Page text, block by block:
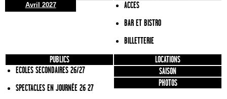
Avril 2027
ACCES
BAR ET BISTRO
BILLETTERIE
PUBLICS
ECOLES SECONDAIRES 26/27
SPECTACLES EN JOURNÉE 26 27
LOCATIONS
SAISON
PHOTOS